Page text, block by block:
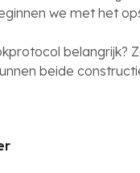
we met het
beide